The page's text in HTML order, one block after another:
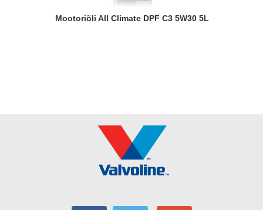
Mootoriõli All Climate DPF C3 5W30 5L